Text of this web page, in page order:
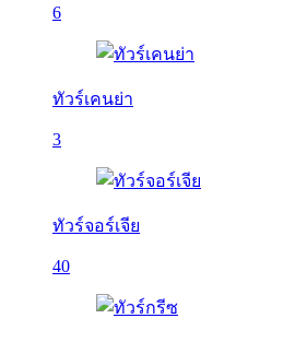
6
ทัวร์เคนย่า
3
ทัวร์จอร์เจีย
40